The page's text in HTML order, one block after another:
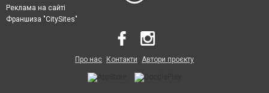
Реклама на сайті
Франшиза "CitySites"
Про нас Контакти Автори проєкту